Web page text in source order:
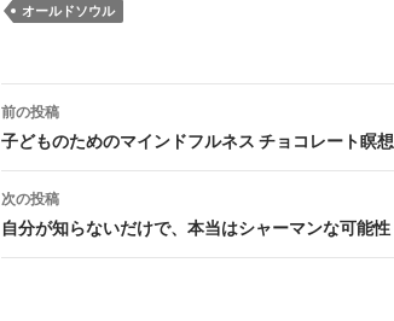
オールドソウル
投
稿
ナ
ビ
ゲ
前の投稿
子どものためのマインドフルネス チョコレート瞑想
次の投稿
自分が知らないだけで、本当はシャーマンな可能性